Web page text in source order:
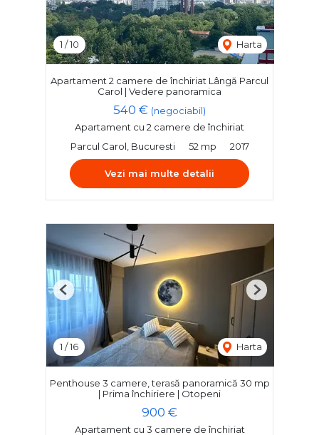
1 /10 Harta
Apartament 2 camere de închiriat Lângă Parcul
Carol | Vedere panoramica
540 € (negociabil)
Apartament cu 2 camere de închiriat
Parcul Carol, Bucuresti
52 mp 2017
Vezi mai multe detalii
1 /16 Harta
Previous Next
Penthouse 3 camere, terasă panoramică 30 mp
| Prima închiriere | Otopeni
900 €
Apartament cu 3 camere de închiriat